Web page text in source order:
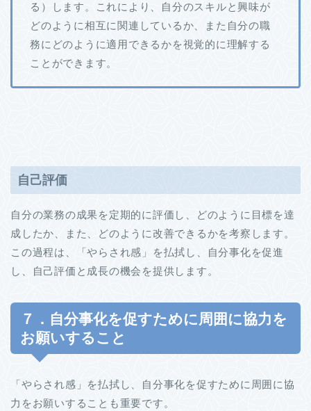
る）します。これにより、自分のスキルと興味が
どのように相互に関連しているか、また自分の職
務にどのように適用できるかを視覚的に理解する
ことができます。
自己評価
自分の業務の成果を定期的に評価し、どのように目標を達
成したか、また、どのように改善できるかを考察します。
この過程は、「やらされ感」を払拭し、自分事化を促進
し、自己評価と成長の機会を提供します。
７．自分事化を促すために周囲に協力を
お願いすること
「やらされ感」を払拭し、自分事化を促すために周囲に協
力をお願いすることも重要です。